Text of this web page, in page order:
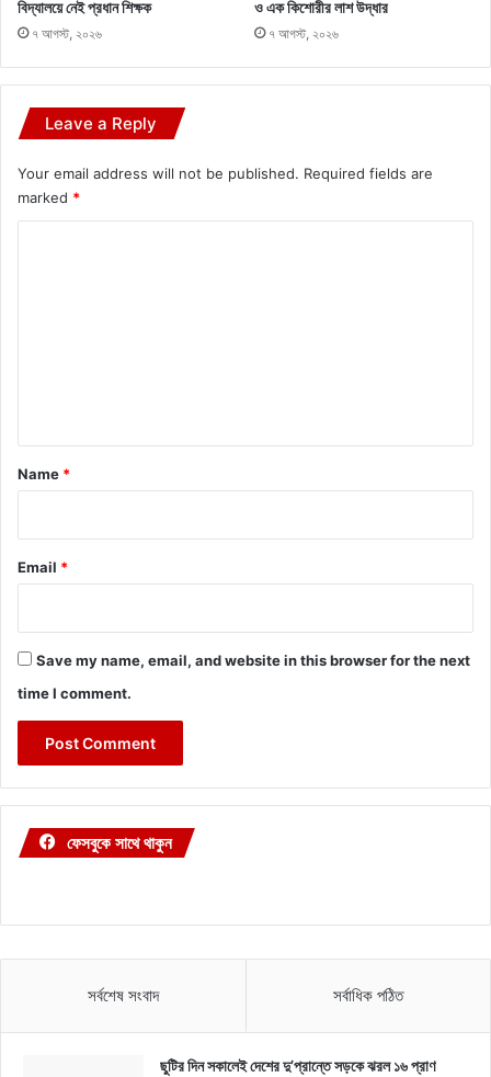
বিদ্যালয়ে নেই প্রধান শিক্ষক
৭ আগস্ট, ২০২৬
ও এক কিশোরীর লাশ উদ্ধার
৭ আগস্ট, ২০২৬
Leave a Reply
Your email address will not be published. Required fields are
marked *
*
Name *
Email *
Save my name, email, and website in this browser for the next
time I comment.
ফেসবুকে সাথে থাকুন
সর্বশেষ সংবাদ সর্বাধিক পঠিত
ছুটির দিন সকালেই দেশের দু’প্রান্তে সড়কে ঝরল ১৬ প্রাণ